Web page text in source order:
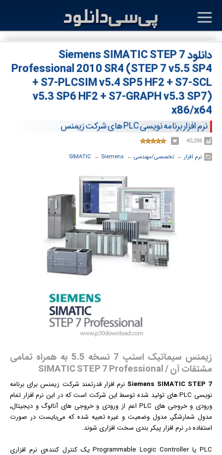
دانلود Siemens SIMATIC STEP 7
Professional 2010 SR4 (STEP 7 v5.5 SP4
+ S7-PLCSIM v5.4 SP5 HF2 + S7-SCL
v5.3 SP6 HF2 + S7-GRAPH v5.3 SP7)
x86/x64
نرم افزار برنامه نویسی PLC های شرکت زیمنس
40,286
نرم افزار ← ‏تخصصی/مهندسی ← ‏
Siemens
← ‏
SIMATIC
زیمنس سیماتیک استپ 7 نسخه 5.5 به همراه تمامی
مشتقات آن / SIMATIC STEP 7 Professional
Siemens SIMATIC STEP 7 نرم افزار قدرتمند شرکت زیمنس برای برنامه
نویسی PLC های تولید شده توسط این شرکت است که در این نرم افزار تمام
ورودی و خروجی های PLC اعم از ورودی و خروجی های آنالوگ و دیجیتال٬
مدول شمارشگر٬ مدول وضعیت و غیره تعبیه شده که می‌بایست در صورت
استفاده در نرم افزار پیکر بندی سخت افزاری شوند.
PLC یا Programmable Logic Controller یک کنترل کننده‌ی نرم افزاری